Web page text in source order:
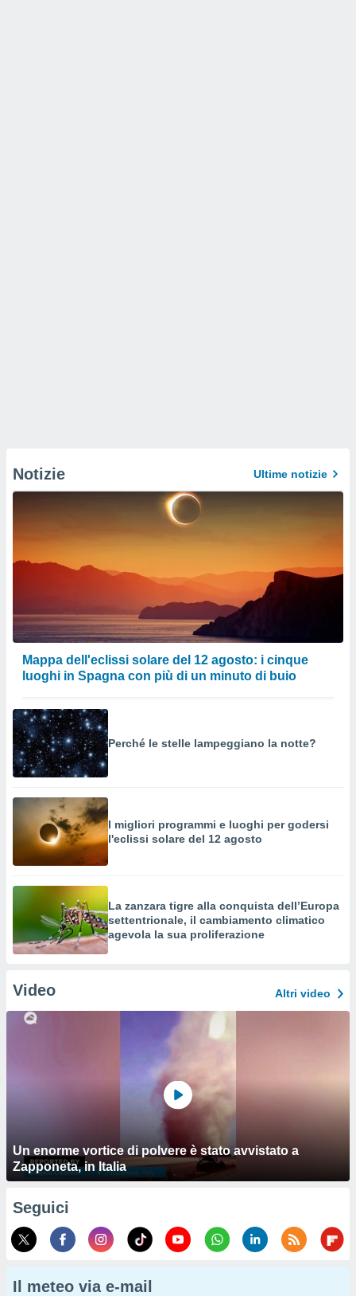
Notizie Ultime notizie
Mappa dell'eclissi solare del 12 agosto: i cinque
luoghi in Spagna con più di un minuto di buio
Perché le stelle lampeggiano la notte?
I migliori programmi e luoghi per godersi
l'eclissi solare del 12 agosto
La zanzara tigre alla conquista dell’Europa
settentrionale, il cambiamento climatico
agevola la sua proliferazione
Video Altri video
Un enorme vortice di polvere è stato avvistato a
Zapponeta, in Italia
Seguici
Il meteo via e-mail